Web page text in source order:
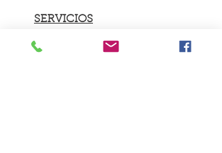
SERVICIOS
Especialidades